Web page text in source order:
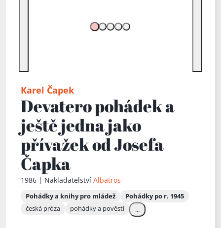
Karel Čapek
Devatero pohádek a
ještě jedna jako
přívažek od Josefa
Čapka
1986 | Nakladatelství Albatros
Pohádky a knihy pro mládež
Pohádky po r. 1945
česká próza
pohádky a pověsti ...